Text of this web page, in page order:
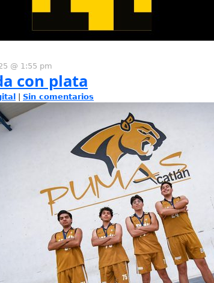
@ 1:55 pm
con plata
Sin comentarios